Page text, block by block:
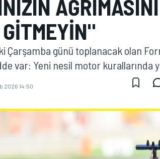
Çarşamba günü toplanacak olan
var: Yeni nesil motor kurallarında
2026 14:50